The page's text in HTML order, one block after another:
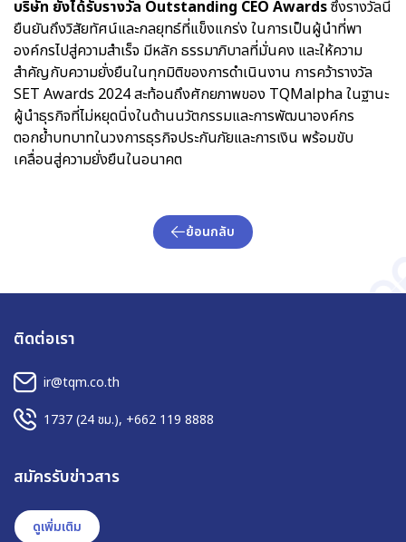
บริษัท ยังได้รับรางวัล Outstanding CEO Awardsซึ่งรางวัลนี้
ยืนยันถึงวิสัยทัศน์และกลยุทธ์ที่แข็งแกร่ง ในการเป็นผู้นำที่พา
องค์กรไปสู่ความสำเร็จ มีหลัก ธรรมาภิบาลที่มั่นคง และให้ความ
สำคัญกับความยั่งยืนในทุกมิติของการดำเนินงาน การคว้ารางวัล
SET Awards 2024 สะท้อนถึงศักยภาพของ TQMalpha ในฐานะ
ผู้นำธุรกิจที่ไม่หยุดนิ่งในด้านนวัตกรรมและการพัฒนาองค์กร
ตอกย้ำบทบาทในวงการธุรกิจประกันภัยและการเงิน พร้อมขับ
เคลื่อนสู่ความยั่งยืนในอนาคต
ย้อนกลับ
ติดต่อเรา
ir@tqm.co.th
1737(24 ชม.), +662 119 8888
สมัครรับข่าวสาร
ดูเพิ่มเติม